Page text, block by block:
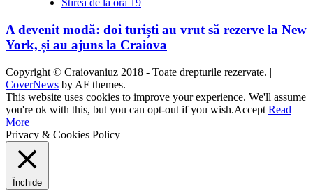
Stirea de la ora 19
A devenit modă: doi turiști au vrut să rezerve la New
York, și au ajuns la Craiova
Copyright © Craiovaniuz 2018 - Toate drepturile rezervate. |
CoverNews by AF themes.
This website uses cookies to improve your experience. We'll assume
you're ok with this, but you can opt-out if you wish.Accept Read
More
Privacy & Cookies Policy
Închide